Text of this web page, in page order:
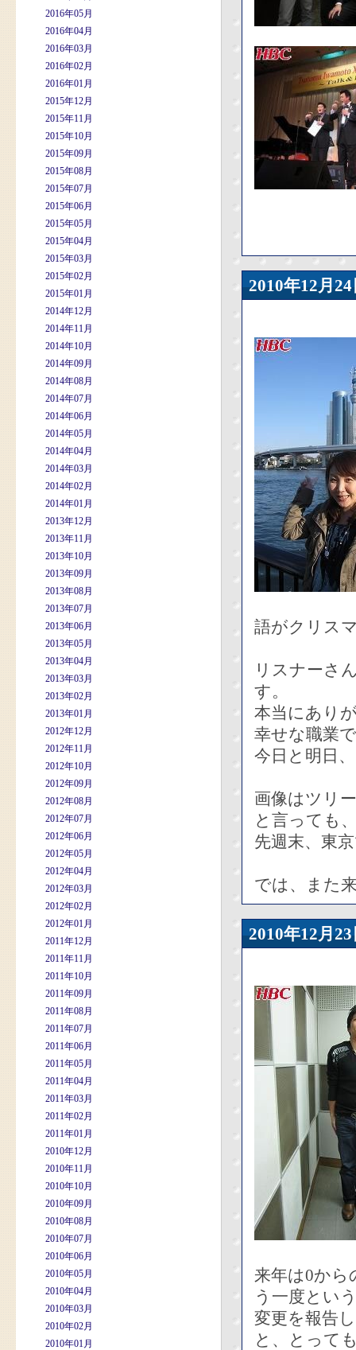
2016年05月
2016年04月
2016年03月
2016年02月
2016年01月
2015年12月
2015年11月
2015年10月
2015年09月
2015年08月
2015年07月
2015年06月
2015年05月
2015年04月
2015年03月
2015年02月
2015年01月
2014年12月
2014年11月
2014年10月
2014年09月
2014年08月
2014年07月
2014年06月
2014年05月
2014年04月
2014年03月
2014年02月
2014年01月
2013年12月
2013年11月
2013年10月
2013年09月
2013年08月
2013年07月
2013年06月
2013年05月
2013年04月
2013年03月
2013年02月
2013年01月
2012年12月
2012年11月
2012年10月
2012年09月
2012年08月
2012年07月
2012年06月
2012年05月
2012年04月
2012年03月
2012年02月
2012年01月
2011年12月
2011年11月
2011年10月
2011年09月
2011年08月
2011年07月
2011年06月
2011年05月
2011年04月
2011年03月
2011年02月
2011年01月
2010年12月
2010年11月
2010年10月
2010年09月
2010年08月
2010年07月
2010年06月
2010年05月
2010年04月
2010年03月
2010年02月
2010年01月
2010年12
語がクリス
リスナーさ
す。
本当にあり
幸せな職業
今日と明日
画像はツリ
と言っても
先週末、東
では、また
2010年12
来年は0か
う一度とい
変更を報告
と、とって